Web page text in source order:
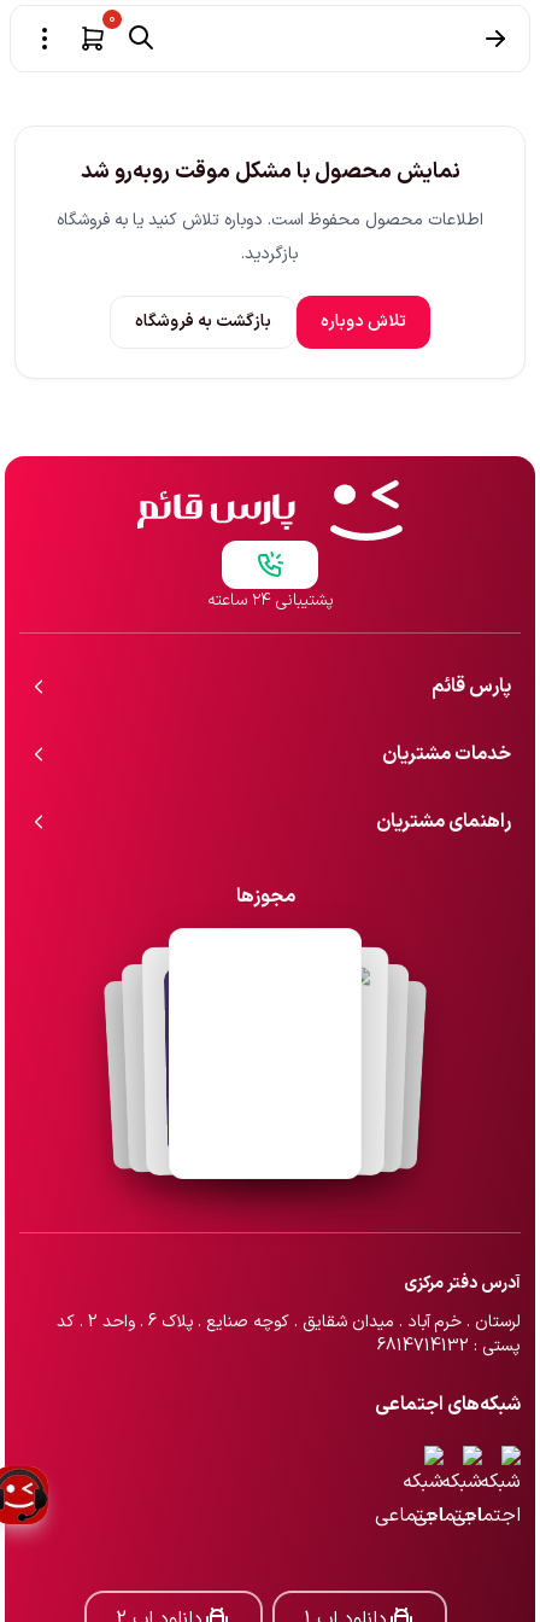
0
نمایش محصول با مشکل موقت روبه‌رو شد
اطلاعات محصول محفوظ است. دوباره تلاش کنید یا به فروشگاه
بازگردید.
تلاش دوباره بازگشت به فروشگاه
پشتیبانی ۲۴ ساعته
پارس قائم
خدمات مشتریان
راهنمای مشتریان
مجوزها
آدرس دفتر مرکزی
لرستان . خرم آباد . میدان شقایق . کوچه صنایع . پلاک 6 . واحد 2 . کد
پستی : 6814714132
شبکه‌های اجتماعی